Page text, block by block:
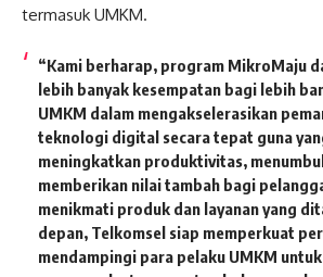
termasuk UMKM.
“Kami berharap, program MikroMaju
lebih banyak kesempatan bagi lebih
UMKM dalam mengakselerasikan
teknologi digital secara tepat guna
meningkatkan produktivitas,
memberikan nilai tambah bagi
menikmati produk dan layanan yang
depan, Telkomsel siap memperkuat
mendampingi para pelaku UMKM